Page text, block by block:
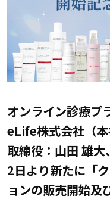
オンライン診療プ
eLife株式会社（
取締役：山田 雄
2日より新たに「
ョンの販売開始及